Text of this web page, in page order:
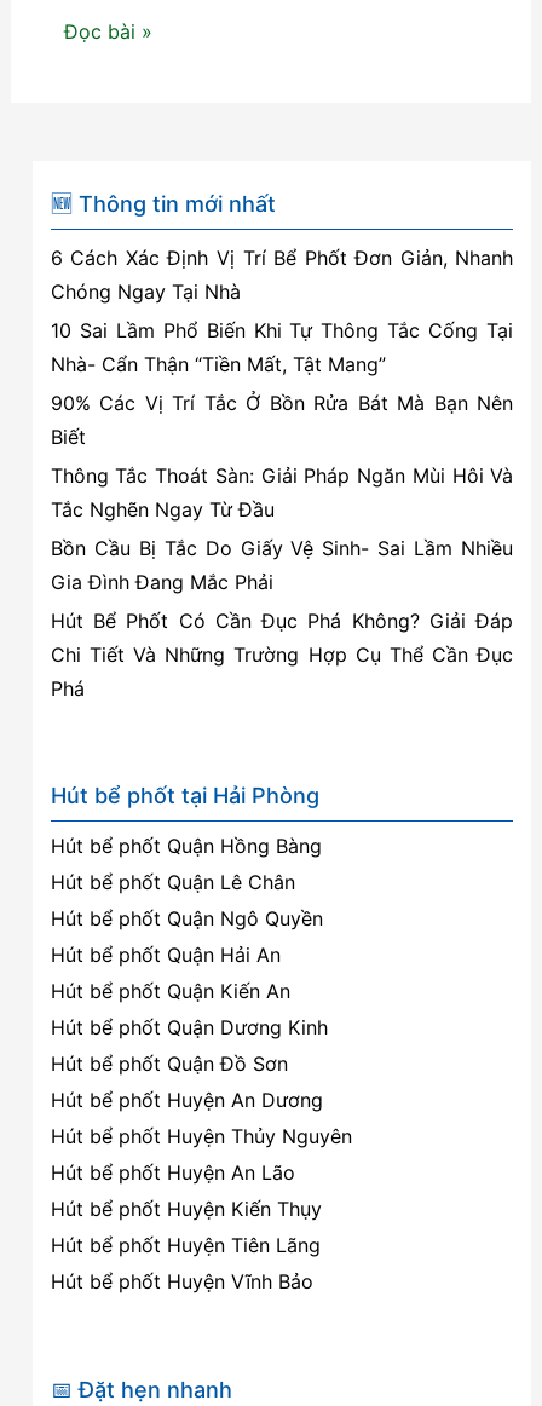
Hút
Nhân
–
Thủy
Nguyên,
Hải
Phòng
Đọc bài »
🆕 Thông tin mới nhất
6 Cách Xác Định Vị Trí Bể Phốt Đơn Giản, Nhanh
Chóng Ngay Tại Nhà
10 Sai Lầm Phổ Biến Khi Tự Thông Tắc Cống Tại
Nhà- Cẩn Thận “Tiền Mất, Tật Mang”
90% Các Vị Trí Tắc Ở Bồn Rửa Bát Mà Bạn Nên
Biết
Thông Tắc Thoát Sàn: Giải Pháp Ngăn Mùi Hôi Và
Tắc Nghẽn Ngay Từ Đầu
Bồn Cầu Bị Tắc Do Giấy Vệ Sinh- Sai Lầm Nhiều
Gia Đình Đang Mắc Phải
Hút Bể Phốt Có Cần Đục Phá Không? Giải Đáp
Chi Tiết Và Những Trường Hợp Cụ Thể Cần Đục
Phá
Hút bể phốt tại Hải Phòng
Hút bể phốt Quận Hồng Bàng
Hút bể phốt Quận Lê Chân
Hút bể phốt Quận Ngô Quyền
Hút bể phốt Quận Hải An
Hút bể phốt Quận Kiến An
Hút bể phốt Quận Dương Kinh
Hút bể phốt Quận Đồ Sơn
Hút bể phốt Huyện An Dương
Hút bể phốt Huyện Thủy Nguyên
Hút bể phốt Huyện An Lão
Hút bể phốt Huyện Kiến Thụy
Hút bể phốt Huyện Tiên Lãng
Hút bể phốt Huyện Vĩnh Bảo
📅 Đặt hẹn nhanh